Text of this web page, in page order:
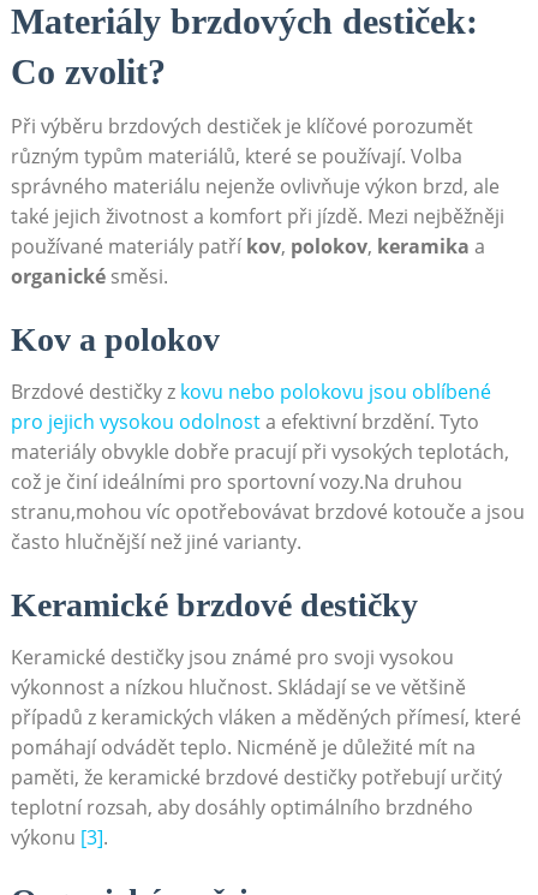
Materiály brzdových destiček:
Co ‌zvolit?
Při výběru brzdových destiček je klíčové porozumět
různým typům materiálů, které se ​používají. Volba
správného materiálu nejenže ovlivňuje výkon brzd,⁤ ale
také jejich životnost a komfort při jízdě. Mezi‍ nejběžněji
používané materiály patříkov, polokov, keramika a
organickésměsi.
Kov a polokov
Brzdové destičky z kovu nebo polokovu ⁢jsou oblíbené
pro jejich vysokou odolnosta efektivní brzdění. Tyto
materiály obvykle dobře pracují při vysokých teplotách,
což je činí ideálními pro sportovní vozy.Na ⁤druhou
stranu,mohou víc opotřebovávat brzdové ‌kotouče a jsou‌
často hlučnější než jiné varianty.
Keramické brzdové destičky
Keramické destičky jsou známé pro svoji vysokou
výkonnost a ⁤nízkou⁣ hlučnost. ⁣Skládají ​se ve většině
případů z keramických vláken a měděných přímesí, které⁣
pomáhají odvádět teplo. Nicméně ⁢je ⁤důležité mít na
paměti, že keramické brzdové destičky potřebují určitý
teplotní rozsah, aby dosáhly optimálního brzdného⁤
výkonu [3].